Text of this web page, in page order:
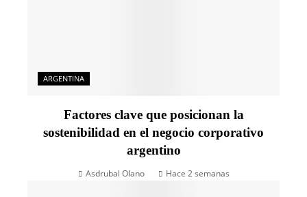
ARGENTINA
Factores clave que posicionan la
sostenibilidad en el negocio corporativo
argentino
Asdrubal Olano Hace 2 semanas